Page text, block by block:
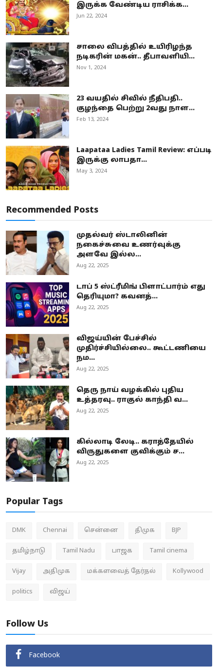
இருக்க வேண்டிய ராசிக்க...
Jun 22, 2024
சாலை விபத்தில் உயிரிழந்த
நடிகரின் மகன்.. தீபாவளியி...
Nov 1, 2024
23 வயதில் சிவில் நீதிபதி..
குழந்தை பெற்று 2வது நாள...
Feb 13, 2024
Laapataa Ladies Tamil Review: எப்படி
இருக்கு லாபதா...
May 3, 2024
Recommended Posts
முதல்வர் ஸ்டாலினின்
நகைச்சுவை உணர்வுக்கு
அளவே இல்ல...
Aug 22, 2025
டாப் 5 ஸ்ட்ரீமிங் பிளாட்பார்ம் எது
தெரியுமா? கவனத்...
Aug 22, 2025
விஜய்யின் பேச்சில்
முதிர்ச்சியில்லை.. கூட்டணியை
நம...
Aug 22, 2025
தெரு நாய் வழக்கில் புதிய
உத்தரவு.. ராகுல் காந்தி வ...
Aug 22, 2025
கில்லாடி லேடி.. கராத்தேயில்
விருதுகளை குவிக்கும் ச...
Aug 22, 2025
Popular Tags
DMK Chennai சென்னை திமுக BJP
தமிழ்நாடு Tamil Nadu பாஜக Tamil cinema
Vijay அதிமுக மக்களவைத் தேர்தல் Kollywood
politics விஜய்
Follow Us
Facebook